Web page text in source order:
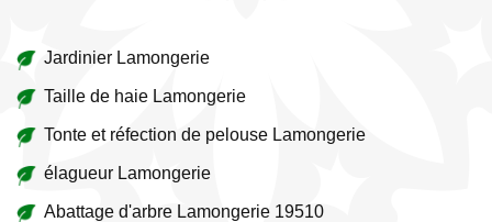
Jardinier Lamongerie
Taille de haie Lamongerie
Tonte et réfection de pelouse Lamongerie
élagueur Lamongerie
Abattage d'arbre Lamongerie 19510